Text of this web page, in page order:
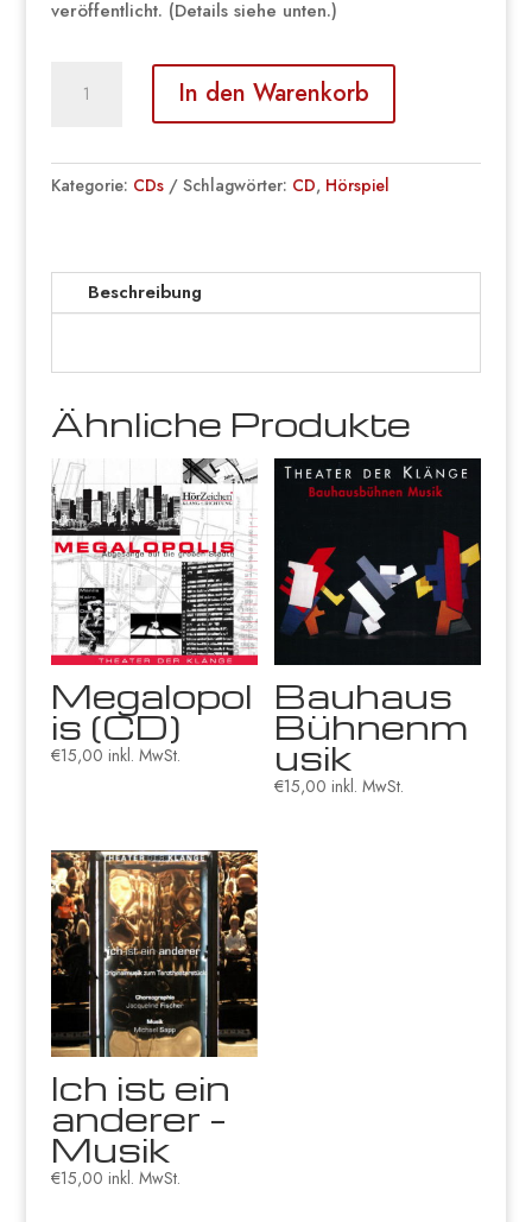
veröffentlicht. (Details siehe unten.)
Kreise
Menge
In den Warenkorb
Kategorie: CDs Schlagwörter: CD, Hörspiel
Beschreibung
Ähnliche Produkte
Megalopol
is (CD)
€15,00 inkl. MwSt.
Bauhaus
Bühnenm
usik
€15,00 inkl. MwSt.
Ich ist ein
anderer –
Musik
€15,00 inkl. MwSt.